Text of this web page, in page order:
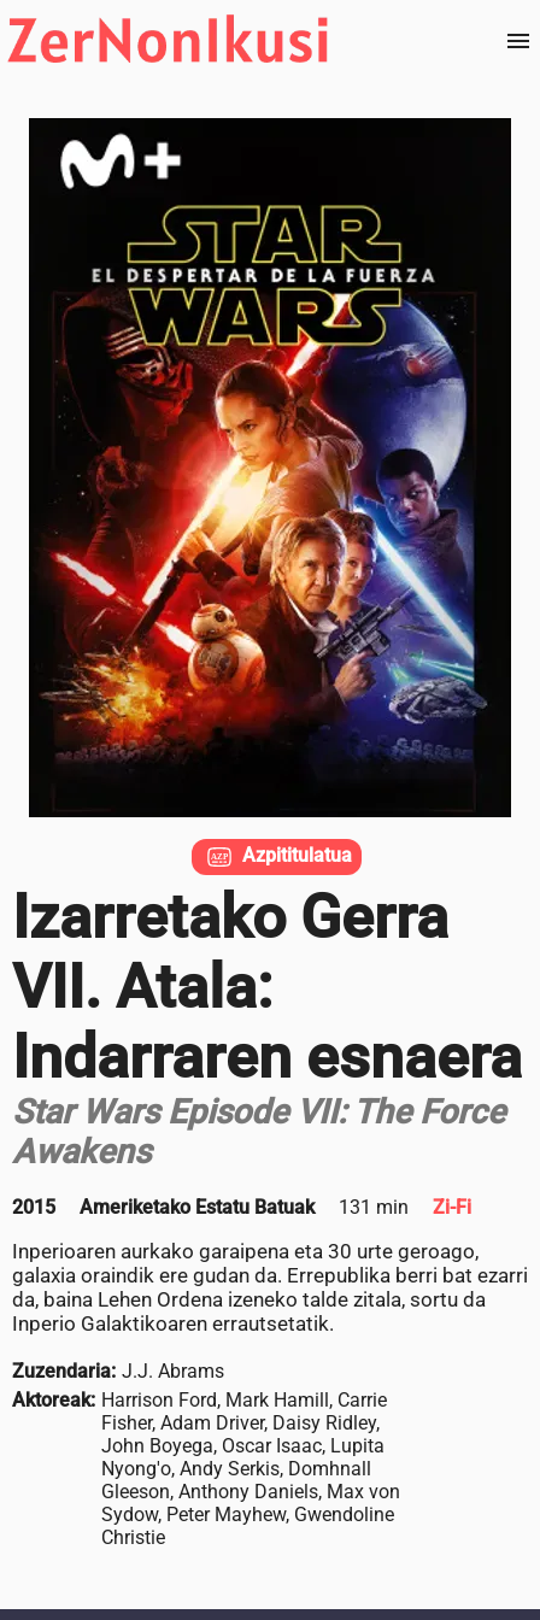
Izarretako Gerra
VII. Atala:
Indarraren esnaera
Star Wars Episode VII: The Force
Awakens
2015 Ameriketako Estatu Batuak 131 min Zi-Fi
Inperioaren aurkako garaipena eta 30 urte geroago,
galaxia oraindik ere gudan da. Errepublika berri bat ezarri
da, baina Lehen Ordena izeneko talde zitala, sortu da
Inperio Galaktikoaren errautsetatik.
Zuzendaria: J.J. Abrams
Aktoreak: Harrison Ford, Mark Hamill, Carrie
Fisher, Adam Driver, Daisy Ridley,
John Boyega, Oscar Isaac, Lupita
Nyong'o, Andy Serkis, Domhnall
Gleeson, Anthony Daniels, Max von
Sydow, Peter Mayhew, Gwendoline
Christie
Azpititulatua